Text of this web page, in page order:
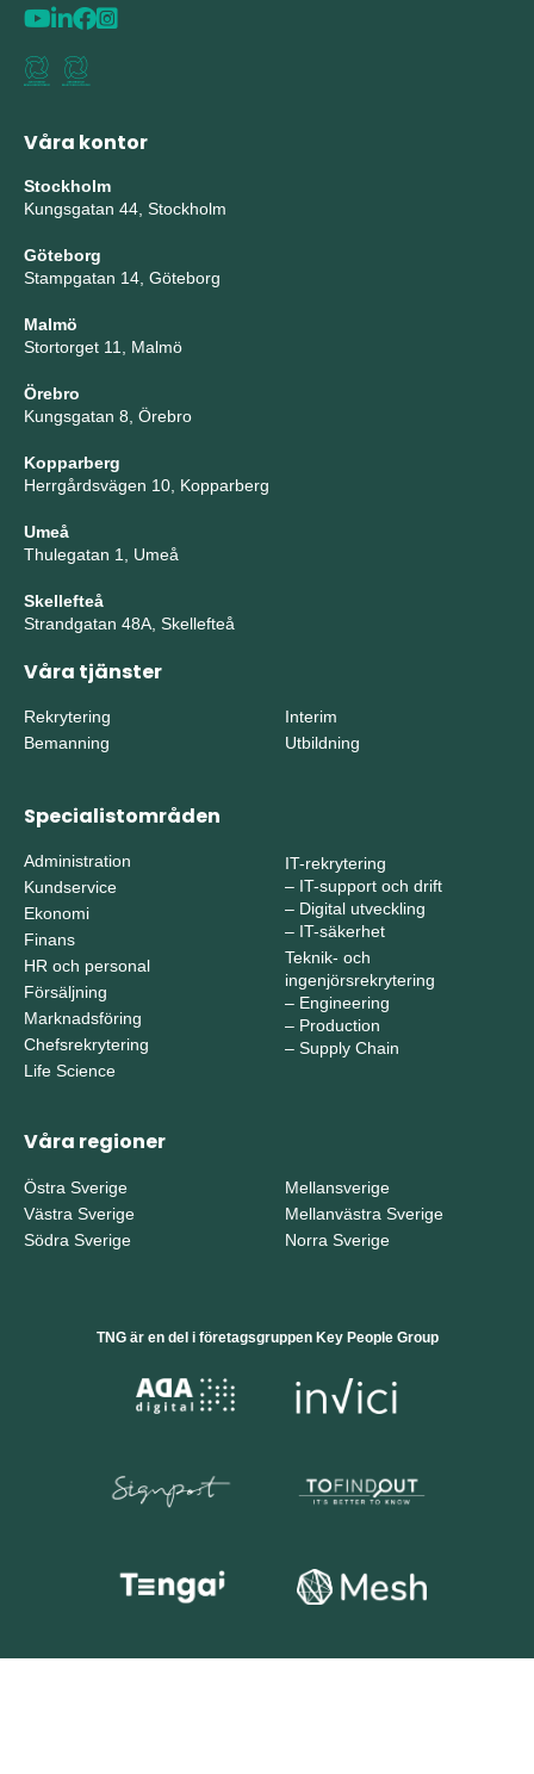
Våra kontor
Stockholm
Kungsgatan 44, Stockholm
Göteborg
Stampgatan 14, Göteborg
Malmö
Stortorget 11, Malmö
Örebro
Kungsgatan 8, Örebro
Kopparberg
Herrgårdsvägen 10, Kopparberg
Umeå
Thulegatan 1, Umeå
Skellefteå
Strandgatan 48A, Skellefteå
Våra tjänster
Rekrytering
Bemanning
Interim
Utbildning
Specialistområden
Administration
Kundservice
Ekonomi
Finans
HR och personal
Försäljning
Marknadsföring
Chefsrekrytering
Life Science
IT-rekrytering
– IT-support och drift
– Digital utveckling
– IT-säkerhet
Teknik- och
ingenjörsrekrytering
– Engineering
– Production
– Supply Chain
Våra regioner
Östra Sverige
Västra Sverige
Södra Sverige
Mellansverige
Mellanvästra Sverige
Norra Sverige
TNG är en del i företagsgruppen Key People Group